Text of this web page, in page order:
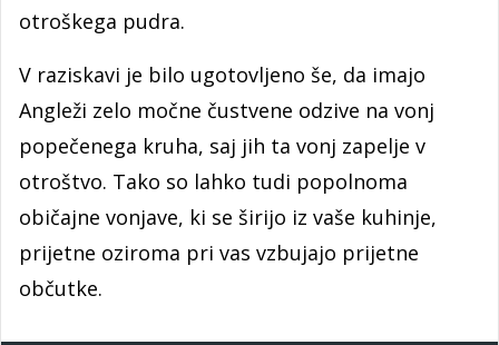
otroškega pudra.
V raziskavi je bilo ugotovljeno še, da imajo
Angleži zelo močne čustvene odzive na vonj
popečenega kruha, saj jih ta vonj zapelje v
otroštvo. Tako so lahko tudi popolnoma
običajne vonjave, ki se širijo iz vaše kuhinje,
prijetne oziroma pri vas vzbujajo prijetne
občutke.